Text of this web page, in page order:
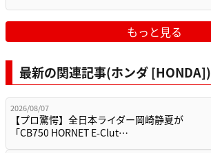
もっと見る
最新の関連記事(ホンダ [HONDA])
2026/08/07
【プロ驚愕】全日本ライダー岡崎静夏が
「CB750 HORNET E-Clut…